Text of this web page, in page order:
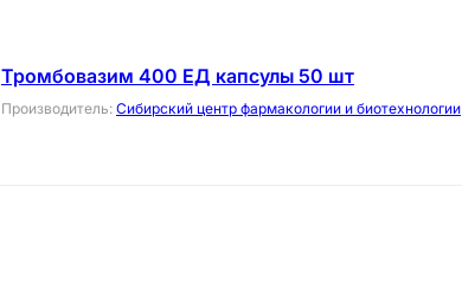
Тромбовазим 400 ЕД капсулы 50 шт
Производитель: Сибирский центр фармакологии и биотехнологии